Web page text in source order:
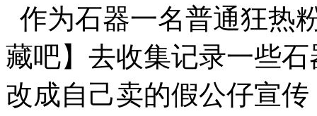
作为石器一名普通狂热
藏吧】去收集记录一些
改成自己卖的假公仔宣